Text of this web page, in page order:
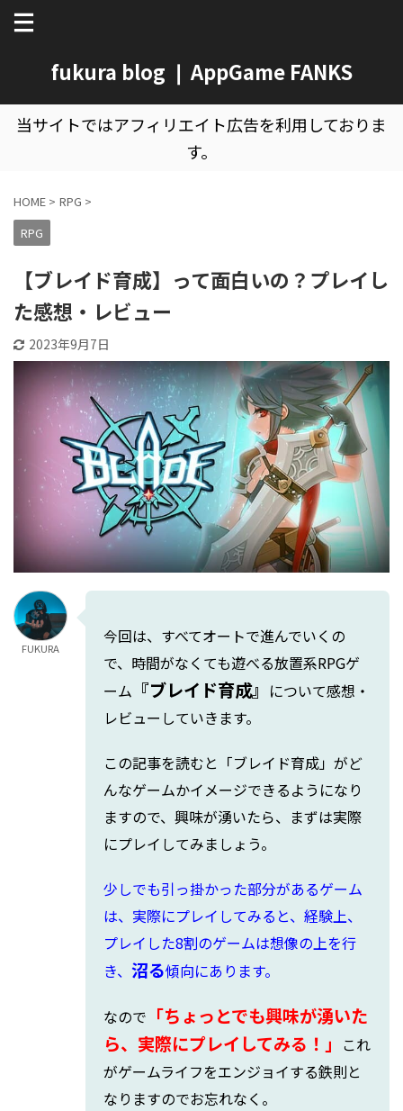
fukura blog ❘ AppGame FANKS
当サイトではアフィリエイト広告を利用しておりま
す。
HOME > RPG >
RPG
【ブレイド育成】って面白いの？プレイし
た感想・レビュー
2023年9月7日
FUKURA
今回は、すべてオートで進んでいくの
で、時間がなくても遊べる放置系RPGゲ
ーム 『ブレイド育成』 について感想・
レビューしていきます。
この記事を読むと「ブレイド育成」がど
んなゲームかイメージできるようになり
ますので、興味が湧いたら、まずは実際
にプレイしてみましょう。
少しでも引っ掛かった部分があるゲーム
は、 実際にプレイしてみると、経験上、
プレイした8割のゲームは想像の上を行
き、 沼る傾向にあります。
なので 「ちょっとでも興味が湧いた
ら、実際にプレイしてみる！」 これ
がゲームライフをエンジョイする鉄則と
なりますのでお忘れなく。